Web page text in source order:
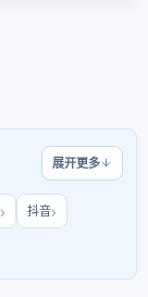
展开更多
抖音